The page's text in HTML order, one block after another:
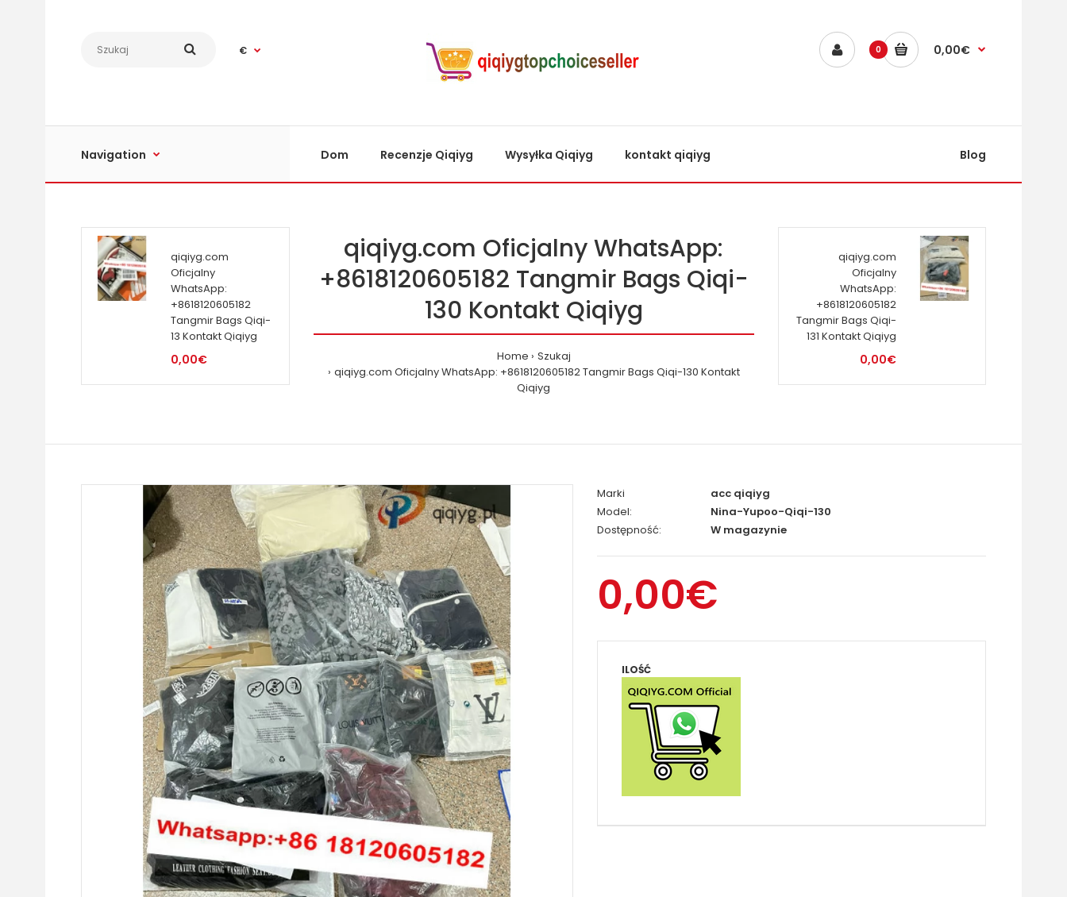
€ 0 0,00€
Navigation Dom Recenzje Qiqiyg Wysyłka Qiqiyg kontakt qiqiyg Blog
qiqiyg.com
Oficjalny
WhatsApp:
+8618120605182
Tangmir Bags Qiqi-
13 Kontakt Qiqiyg
0,00€
qiqiyg.com Oficjalny WhatsApp:
+8618120605182 Tangmir Bags Qiqi-
130 Kontakt Qiqiyg
Home
Szukaj
qiqiyg.com Oficjalny WhatsApp: +8618120605182 Tangmir Bags Qiqi-130 Kontakt
Qiqiyg
qiqiyg.com
Oficjalny
WhatsApp:
+8618120605182
Tangmir Bags Qiqi-
131 Kontakt Qiqiyg
0,00€
Marki
acc qiqiyg
Model:
Nina-Yupoo-Qiqi-130
Dostępność:
W magazynie
0,00€
ILOŚĆ